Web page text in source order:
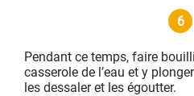
6
Pendant ce temps, faire
casserole de l’eau et y
les dessaler et les égoutter.